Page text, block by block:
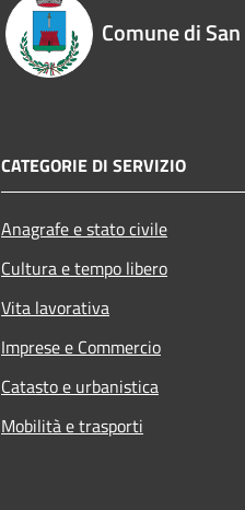
Comune di
CATEGORIE DI SERVIZIO
Anagrafe e stato civile
Cultura e tempo libero
Vita lavorativa
Imprese e Commercio
Catasto e urbanistica
Mobilità e trasporti